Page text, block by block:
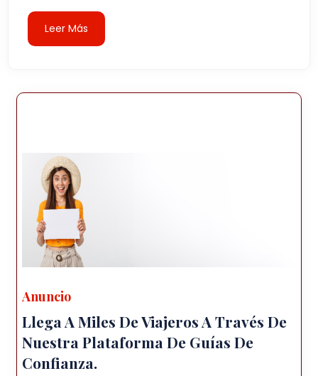
Leer Más
Anuncio
Llega A Miles De Viajeros A Través De
Nuestra Plataforma De Guías De
Confianza.